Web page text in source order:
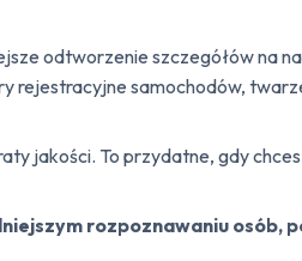
odtworzenie szczegółów na
rejestracyjne samochodów,
jakości. To przydatne, gdy
rozpoznawaniu osób,